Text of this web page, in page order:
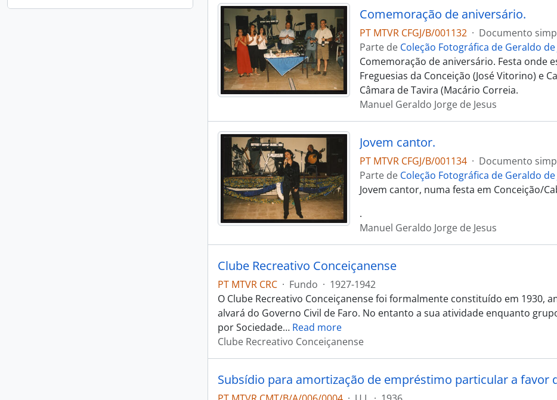
Comemoração de aniversário.
PT MTVR CFGJ/B/001132 · Documento
Parte de Coleção Fotográfica de Geraldo de
Comemoração de aniversário. Festa onde
Freguesias da Conceição (José Vitorino) e
Câmara de Tavira (Macário Correia.
Manuel Geraldo Jorge de Jesus
Jovem cantor.
PT MTVR CFGJ/B/001134 · Documento
Parte de Coleção Fotográfica de Geraldo de
Jovem cantor, numa festa em Conceição/
.
Manuel Geraldo Jorge de Jesus
Clube Recreativo Conceiçanense
PT MTVR CRC · Fundo · 1927-1942
O Clube Recreativo Conceiçanense foi formalmente constituído em 1930,
alvará do Governo Civil de Faro. No entanto a sua atividade enquanto
por Sociedade… Read more
Clube Recreativo Conceiçanense
Subsídio para amortização de empréstimo particular a favor